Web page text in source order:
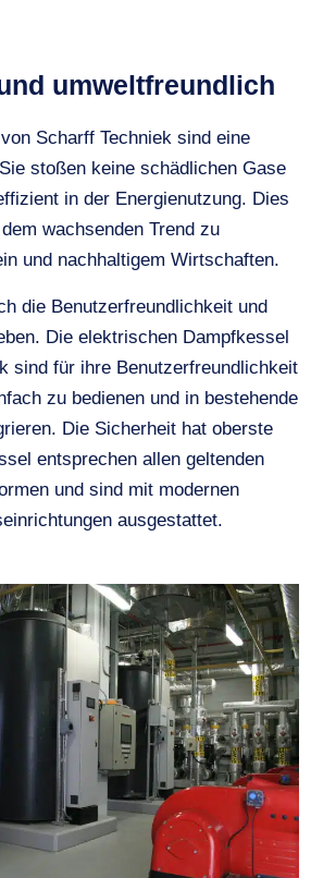
umweltfreundlich
Scharff Techniek sind eine
stoßen keine schädlichen Gase
in der Energienutzung. Dies
wachsenden Trend zu
und nachhaltigem Wirtschaften.
die Benutzerfreundlichkeit und
Die elektrischen Dampfkessel
sind für ihre Benutzerfreundlichkeit
zu bedienen und in bestehende
Die Sicherheit hat oberste
entsprechen allen geltenden
und sind mit modernen
ausgestattet.